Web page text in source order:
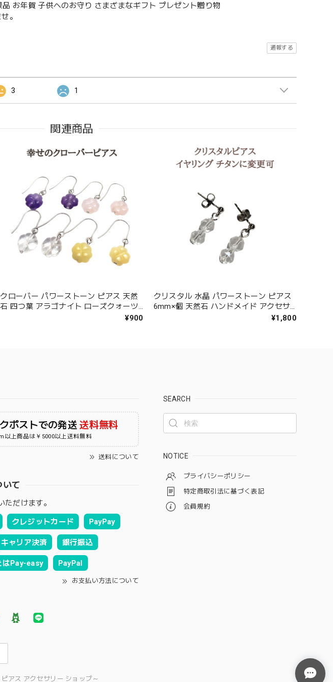
お年賀 子供へのお守り さまざまなギフト プレゼント贈り物
。
通報する
3 1
関連商品
クローバー パワーストーン ピアス 天然
石 四つ葉 アラゴナイト ローズクォーツ
アメジスト クリスタル 水晶 アクセサリ
¥900
クリスタル 水晶 パワーストーン ピアス
6mm×個 天然石 ハンドメイド アクセサ
¥1,800
ポストでの発送 送料無料
以上商品は￥5000以上送料無料
送料について
いて
ただけます。
クレジットカード PayPay
キャリア決済 銀行振込
はPay-easy PayPal
お支払い方法について
SEARCH
NOTICE
プライバシーポリシー
特定商取引法に基づく表記
会員規約
アス アクセサリー ショップ～